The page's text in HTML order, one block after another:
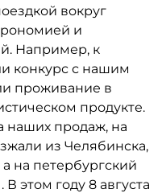
вокруг
и
Например, к
конкурс с нашим
проживание в
продукте.
наших продаж, на
из Челябинска,
на петербургский
этом году 8 августа